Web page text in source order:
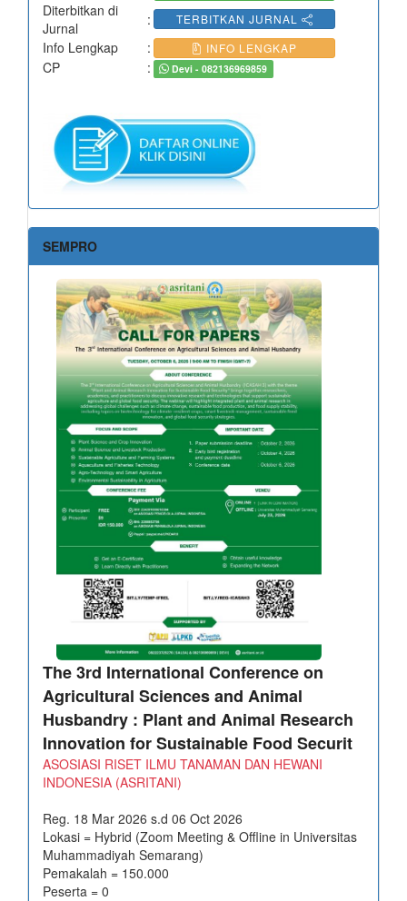
Diterbitkan di
Jurnal
: TERBITKAN JURNAL
Info Lengkap : INFO LENGKAP
CP : Devi - 082136969859
SEMPRO
The 3rd International Conference on
Agricultural Sciences and Animal
Husbandry : Plant and Animal Research
Innovation for Sustainable Food Securit
ASOSIASI RISET ILMU TANAMAN DAN HEWANI
INDONESIA (ASRITANI)
Reg. 18 Mar 2026 s.d 06 Oct 2026
Lokasi = Hybrid (Zoom Meeting & Offline in Universitas
Muhammadiyah Semarang)
Pemakalah = 150.000
Peserta = 0